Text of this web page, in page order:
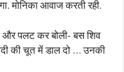
मोनिका आवाज करती रही.
और पलट कर बोली- बस शिव
की चूत में डाल दो … उनकी